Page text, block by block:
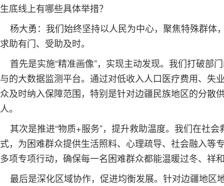
生底线上有哪些具体举措？
杨大勇：我们始终坚持以人民为中心，聚焦特殊群体
求助有门、受助及时。
首先是实施“精准画像”，实现主动发现。我们打破部
与的大数据监测平台。通过对低收入人口医疗费用、失
众及时纳入保障范围，特别是针对边疆民族地区的分散
人。
其次是推进“物质+服务”，提升救助温度。我们在社
式，为困难群众提供生活照料、心理疏导、社会融入等
多项专项行动，确保每一名困难群众都能温暖过冬、祥
最后是深化区域协作，促进均衡发展。针对边疆地区